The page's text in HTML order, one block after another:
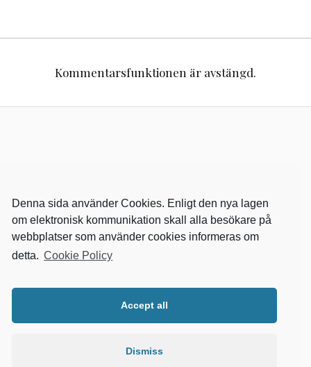
Kommentarsfunktionen är avstängd.
Denna sida använder Cookies. Enligt den nya lagen
om elektronisk kommunikation skall alla besökare på
webbplatser som använder cookies informeras om
detta. Cookie Policy
Accept all
Dismiss